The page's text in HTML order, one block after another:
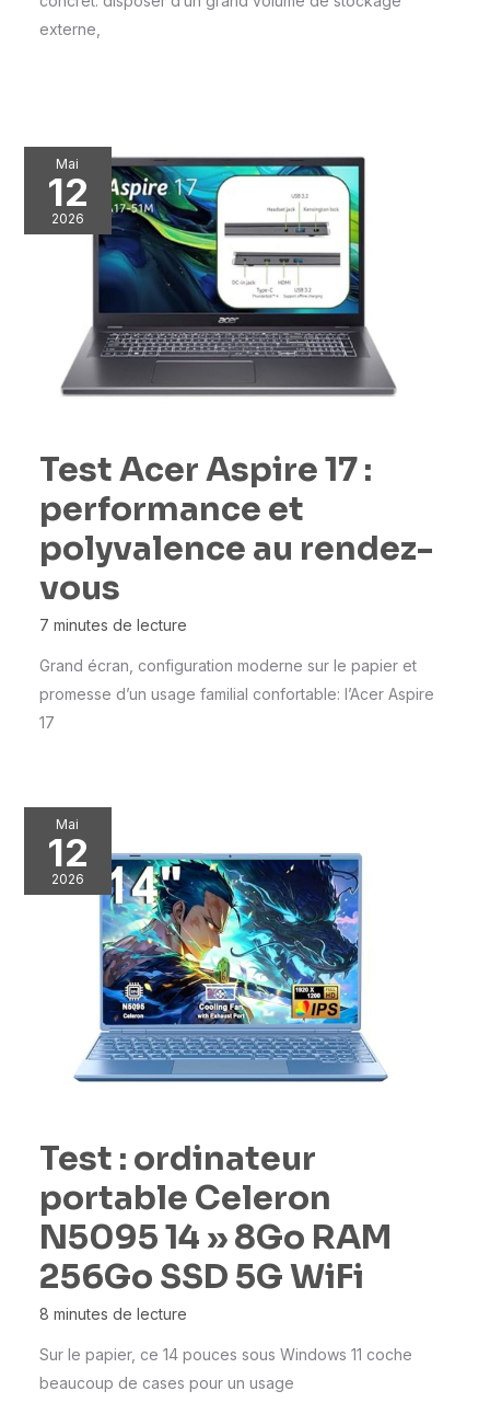
externe,
Mai
12
2026
Test Acer Aspire 17 :
performance et
polyvalence au rendez-
vous
7 minutes de lecture
Grand écran, configuration moderne sur le papier et
promesse d’un usage familial confortable: l’Acer Aspire
17
Mai
12
2026
Test : ordinateur
portable Celeron
N5095 14 » 8Go RAM
256Go SSD 5G WiFi
8 minutes de lecture
Sur le papier, ce 14 pouces sous Windows 11 coche
beaucoup de cases pour un usage